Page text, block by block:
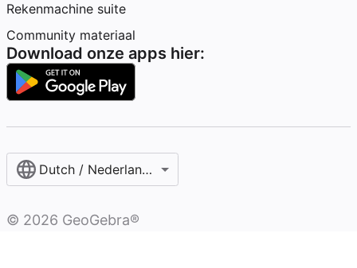
Rekenmachine suite
Community materiaal
Download onze apps hier:
Dutch / Nederlands‎ (België)‎
© 2026 GeoGebra®